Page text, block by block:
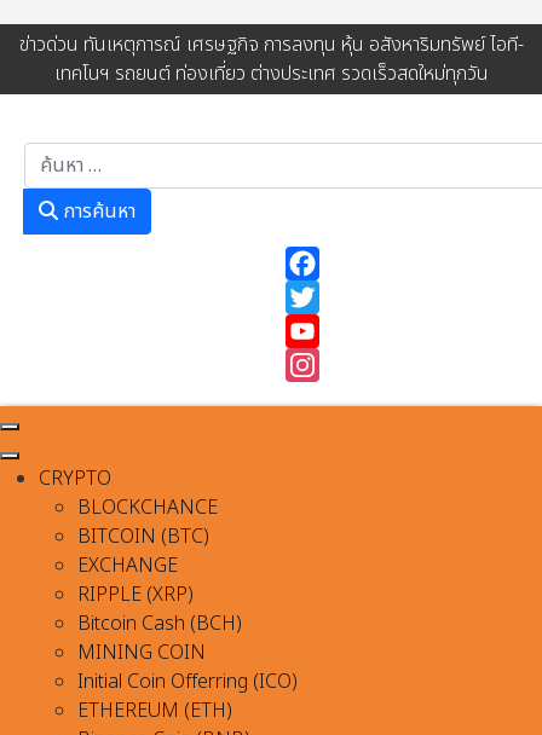
ข่าวด่วน ทันเหตุการณ์ เศรษฐกิจ การลงทุน หุ้น อสังหาริมทรัพย์ ไอที-
เทคโนฯ รถยนต์ ท่องเที่ยว ต่างประเทศ รวดเร็วสดใหม่ทุกวัน
การค้นหา
Instagram
CRYPTO
BLOCKCHANCE
BITCOIN (BTC)
EXCHANGE
RIPPLE (XRP)
Bitcoin Cash (BCH)
MINING COIN
Initial Coin Offerring (ICO)
ETHEREUM (ETH)